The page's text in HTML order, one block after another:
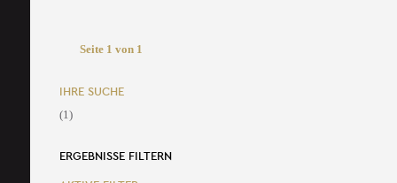
Seite 1 von 1
IHRE SUCHE
(1)
ERGEBNISSE FILTERN